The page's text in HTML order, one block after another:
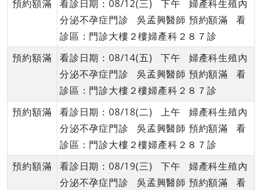
預約額滿
看診日期：08/12(三) 下午 婦產科生殖內
分泌不孕症門診 吳孟興醫師 預約額滿 看
診區：門診大樓２樓婦產科２８７診
預約額滿
看診日期：08/14(五) 下午 婦產科生殖內
分泌不孕症門診 吳孟興醫師 預約額滿 看
診區：門診大樓２樓婦產科２８７診
預約額滿
看診日期：08/18(二) 上午 婦產科生殖內
分泌不孕症門診 吳孟興醫師 預約額滿 看
診區：門診大樓２樓婦產科２８７診
預約額滿
看診日期：08/19(三) 下午 婦產科生殖內
分泌不孕症門診 吳孟興醫師 預約額滿 看